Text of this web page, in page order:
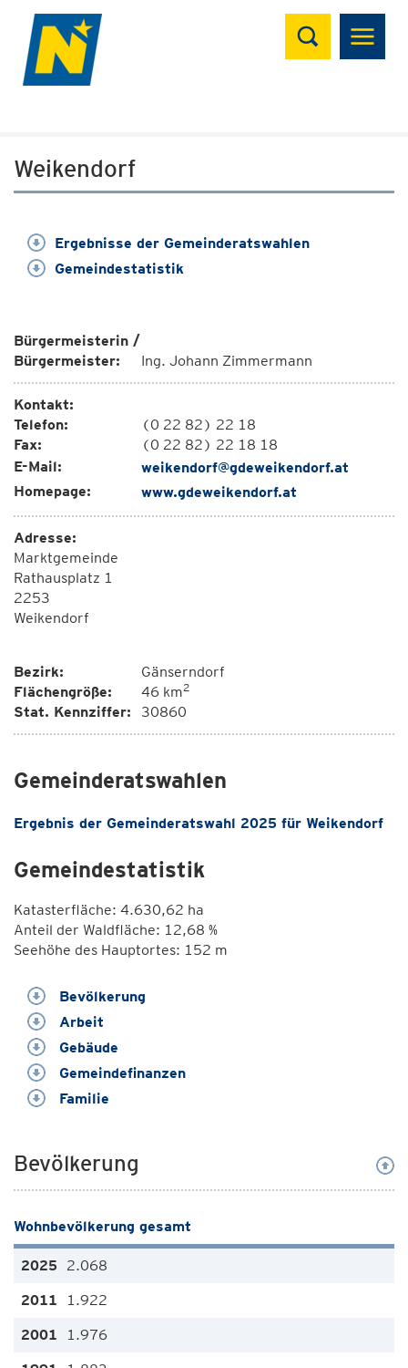
Suchen
Weikendorf
Ergebnisse der Gemeinderatswahlen
Gemeindestatistik
Bürgermeisterin /
Bürgermeister:
Ing. Johann Zimmermann
Kontakt:
Telefon:
(0 22 82) 22 18
Fax:
(0 22 82) 22 18 18
E-Mail:
weikendorf@gdeweikendorf.at
Homepage:
www.gdeweikendorf.at
Adresse:
Marktgemeinde
Rathausplatz 1
2253
Weikendorf
Bezirk:
Gänserndorf
Flächengröße:
46 km2
Stat. Kennziffer: 30860
Gemeinderatswahlen
Ergebnis der Gemeinderatswahl 2025 für Weikendorf
Gemeindestatistik
Katasterfläche: 4.630,62 ha
Anteil der Waldfläche: 12,68 %
Seehöhe des Hauptortes: 152 m
Bevölkerung
Arbeit
Gebäude
Gemeindefinanzen
Familie
Bevölkerung
Wohnbevölkerung gesamt
2.068
1.922
1.976